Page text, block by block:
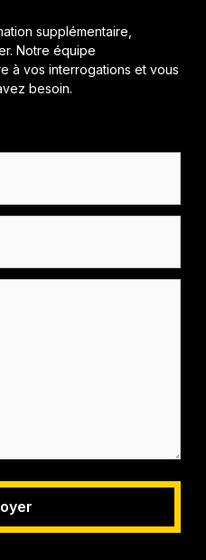
supplémentaire,
Notre équipe
à vos interrogations et vous
besoin.